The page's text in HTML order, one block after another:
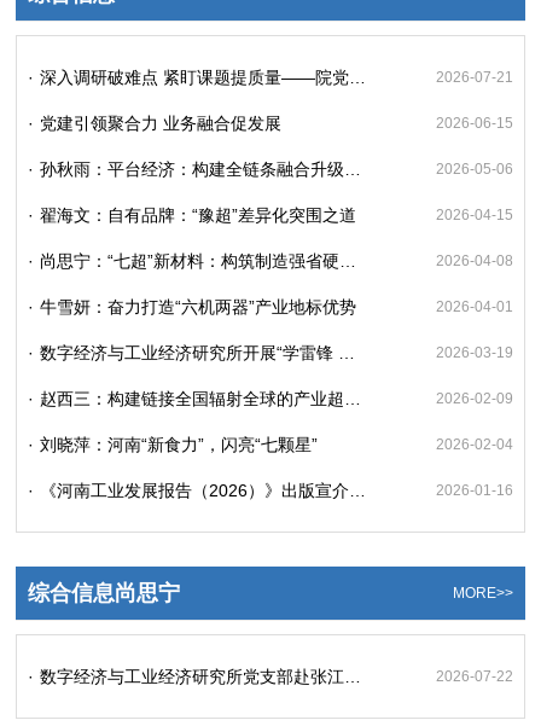
· 深入调研破难点 紧盯课题提质量——院党委书记秦保强赴数字经济与工业经济研究所召开重大课题调研座谈会 2026-07-21
· 党建引领聚合力 业务融合促发展 2026-06-15
· 孙秋雨：平台经济：构建全链条融合升级新生态 2026-05-06
· 翟海文：自有品牌：“豫超”差异化突围之道 2026-04-15
· 尚思宁：“七超”新材料：构筑制造强省硬核底座 2026-04-08
· 牛雪妍：奋力打造“六机两器”产业地标优势 2026-04-01
· 数字经济与工业经济研究所开展“学雷锋 我行动”文明实践志愿活动 2026-03-19
· 赵西三：构建链接全国辐射全球的产业超级枢纽（枢纽与支点·大中原融入大市场③） 2026-02-09
· 刘晓萍：河南“新食力”，闪亮“七颗星” 2026-02-04
· 《河南工业发展报告（2026）》出版宣介暨“建设制造强省”座谈会在郑州举行 2026-01-16
综合信息尚思宁 MORE>>
· 数字经济与工业经济研究所党支部赴张江智慧岛（河南）开展“牢记初心使命、强化政治忠诚”主题党日活动 2026-07-22